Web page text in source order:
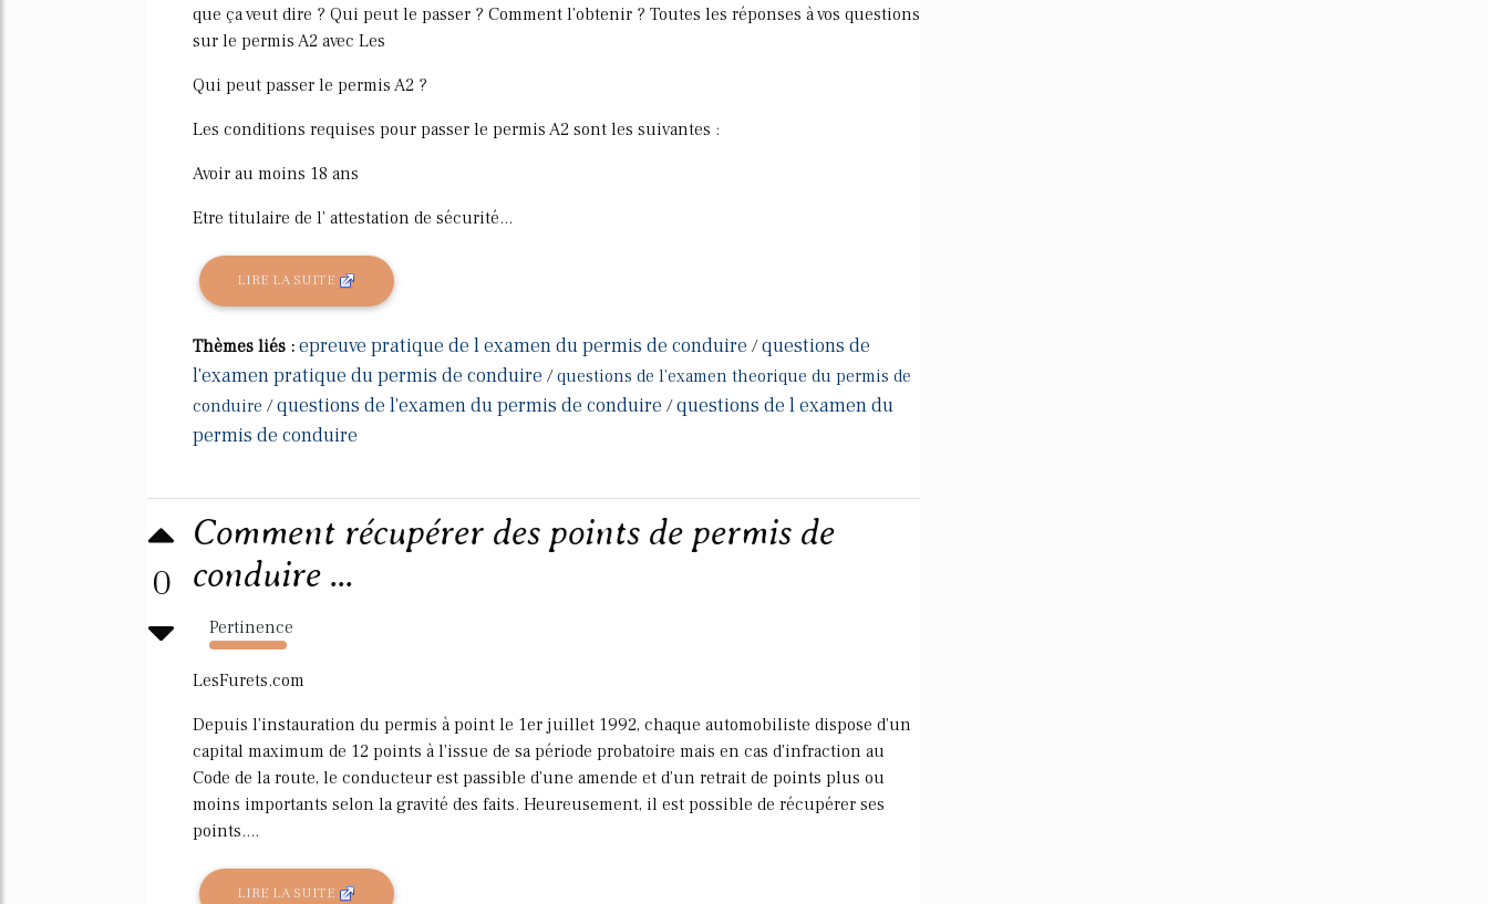
que ça veut dire ? Qui peut le passer ? Comment l'obtenir ? Toutes les réponses à vos questions
sur le permis A2 avec Les
Qui peut passer le permis A2 ?
Les conditions requises pour passer le permis A2 sont les suivantes :
Avoir au moins 18 ans
Etre titulaire de l' attestation de sécurité...
LIRE LA SUITE
Thèmes liés : epreuve pratique de l examen du permis de conduire /questions de
l'examen pratique du permis de conduire /questions de l'examen theorique du permis de
conduire /questions de l'examen du permis de conduire /questions de l examen du
permis de conduire
0
Comment récupérer des points de permis de
conduire ...
Pertinence
10465%
LesFurets.com
Depuis l'instauration du permis à point le 1er juillet 1992, chaque automobiliste dispose d'un
capital maximum de 12 points à l'issue de sa période probatoire mais en cas d'infraction au
Code de la route, le conducteur est passible d'une amende et d'un retrait de points plus ou
moins importants selon la gravité des faits. Heureusement, il est possible de récupérer ses
points....
LIRE LA SUITE